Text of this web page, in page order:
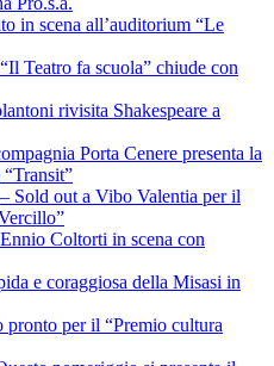
in scena all’auditorium “Le
Teatro fa scuola” chiude con
rivisita Shakespeare a
Porta Cenere presenta la
out a Vibo Valentia per il
Coltorti in scena con
e coraggiosa della Misasi in
per il “Premio cultura